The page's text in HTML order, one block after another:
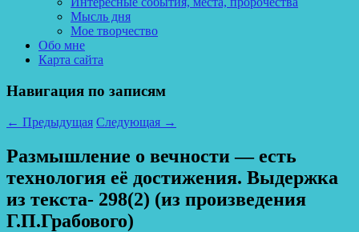
Мысль дня
Мое творчество
Обо мне
Карта сайта
Навигация по записям
← Предыдущая Следующая →
Размышление о вечности — есть
технология её достижения. Выдержка
из текста- 298(2) (из произведения
Г.П.Грабового)